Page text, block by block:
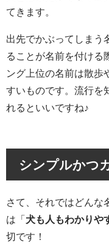
てきます。
出先でかぶってしまう
ることが名前を付ける
ング上位の名前は散歩
すいものです。流行を
れるといいですね♪
シンプルかつ
さて、それではどんな
は「 犬も人もわかりや
切です！